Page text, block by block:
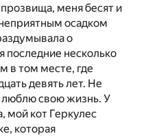
меня бесят и
осадком
о
несколько
в том месте, где
девять лет. Не
люблю свою жизнь. У
мой кот Геркулес
которая